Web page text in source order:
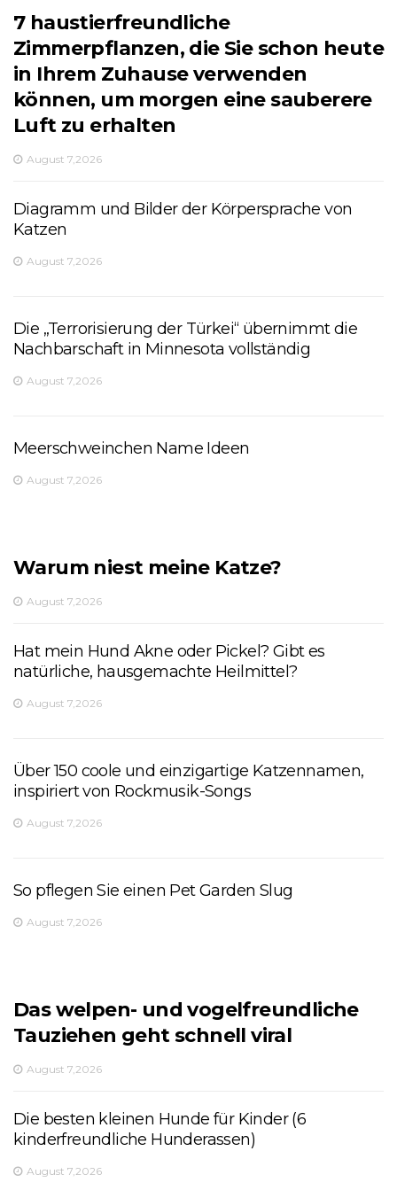
7 haustierfreundliche
Zimmerpflanzen, die Sie schon heute
in Ihrem Zuhause verwenden
können, um morgen eine sauberere
Luft zu erhalten
August 7,2026
Diagramm und Bilder der Körpersprache von
Katzen
August 7,2026
Die „Terrorisierung der Türkei“ übernimmt die
Nachbarschaft in Minnesota vollständig
August 7,2026
Meerschweinchen Name Ideen
August 7,2026
Warum niest meine Katze?
August 7,2026
Hat mein Hund Akne oder Pickel? Gibt es
natürliche, hausgemachte Heilmittel?
August 7,2026
Über 150 coole und einzigartige Katzennamen,
inspiriert von Rockmusik-Songs
August 7,2026
So pflegen Sie einen Pet Garden Slug
August 7,2026
Das welpen- und vogelfreundliche
Tauziehen geht schnell viral
August 7,2026
Die besten kleinen Hunde für Kinder (6
kinderfreundliche Hunderassen)
August 7,2026